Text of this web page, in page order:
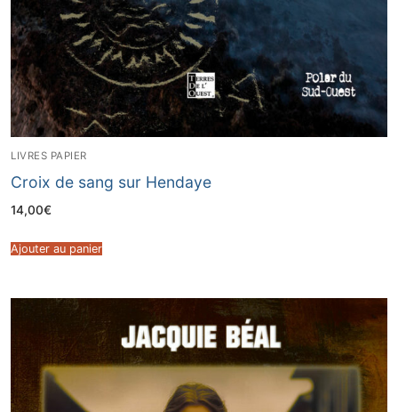
LIVRES PAPIER
Croix de sang sur Hendaye
14,00€
Ajouter au panier